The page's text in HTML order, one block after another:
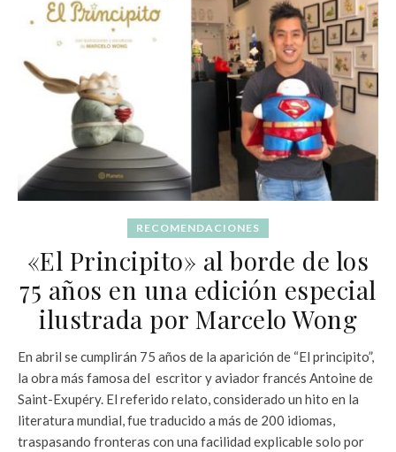
RECOMENDACIONES
«El Principito» al borde de los
75 años en una edición especial
ilustrada por Marcelo Wong
En abril se cumplirán 75 años de la aparición de “El principito”,
la obra más famosa del escritor y aviador francés Antoine de
Saint-Exupéry. El referido relato, considerado un hito en la
literatura mundial, fue traducido a más de 200 idiomas,
traspasando fronteras con una facilidad explicable solo por